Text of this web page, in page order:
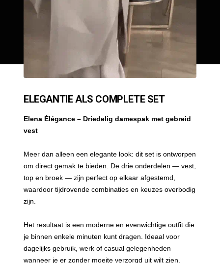
ELEGANTIE ALS COMPLETE SET
Elena Élégance – Driedelig damespak met gebreid
vest
Meer dan alleen een elegante look: dit set is ontworpen
om direct gemak te bieden. De drie onderdelen — vest,
top en broek — zijn perfect op elkaar afgestemd,
waardoor tijdrovende combinaties en keuzes overbodig
zijn.
Het resultaat is een moderne en evenwichtige outfit die
je binnen enkele minuten kunt dragen. Ideaal voor
dagelijks gebruik, werk of casual gelegenheden
wanneer je er zonder moeite verzorgd uit wilt zien.